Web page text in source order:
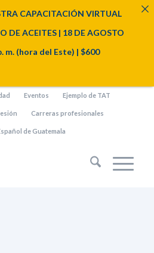
Eventos Ejemplo de TAT
Carreras profesionales
de Guatemala
CAPACITACIÓN VIRTUAL
DE ACEITES | 18 DE AGOSTO
m. (hora del Este) | $600